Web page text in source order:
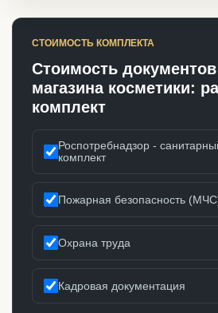
СТОИМОСТЬ КОМПЛЕКТА
Стоимость
магазина косметики:
комплект
Роспотребнадзор -
комплект
Пожарная безопасность
Охрана труда
Кадровая документация